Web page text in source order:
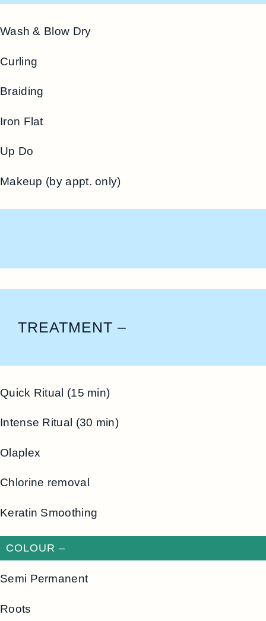
Wash & Blow Dry
Curling
Braiding
Iron Flat
Up Do
Makeup (by appt. only)
TREATMENT –
Quick Ritual (15 min)
Intense Ritual (30 min)
Olaplex
Chlorine removal
Keratin Smoothing
COLOUR –
Semi Permanent
Roots